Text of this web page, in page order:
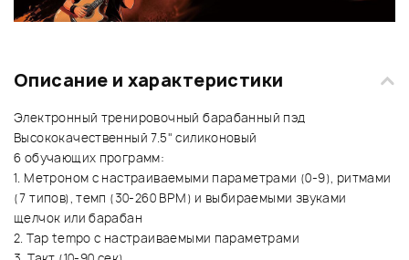
Описание и характеристики
Электронный тренировочный барабанный пэд
Высококачественный 7.5" силиконовый
6 обучающих программ:
1. Метроном с настраиваемыми параметрами (0-9), ритмами
(7 типов), темп (30-260 ВРМ) и выбираемыми звуками
щелчок или барабан
2. Tap tempo с настраиваемыми параметрами